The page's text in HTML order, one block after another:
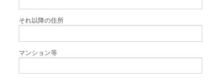
それ以降の住所
マンション等